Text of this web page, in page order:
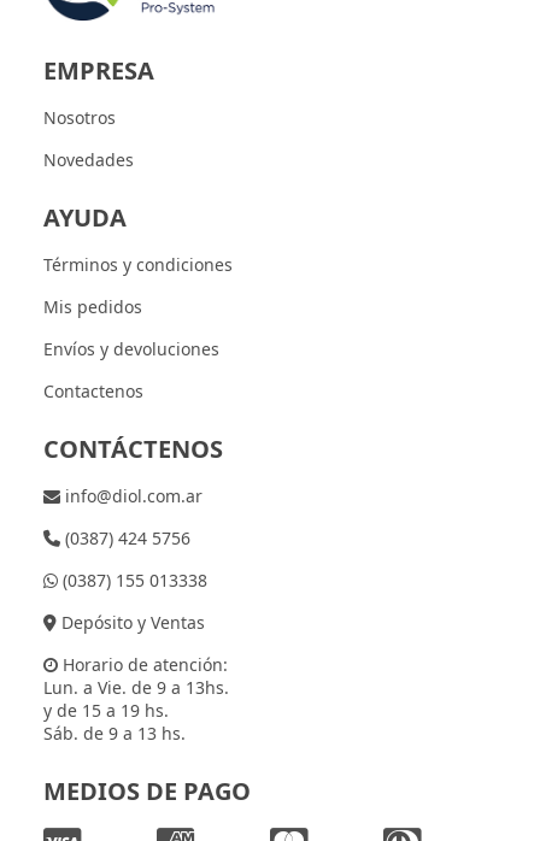
EMPRESA
Nosotros
Novedades
AYUDA
Términos y condiciones
Mis pedidos
Envíos y devoluciones
Contactenos
CONTÁCTENOS
info@diol.com.ar
(0387) 424 5756
(0387) 155 013338
Depósito y Ventas
Horario de atención:
Lun. a Vie. de 9 a 13hs.
y de 15 a 19 hs.
Sáb. de 9 a 13 hs.
MEDIOS DE PAGO